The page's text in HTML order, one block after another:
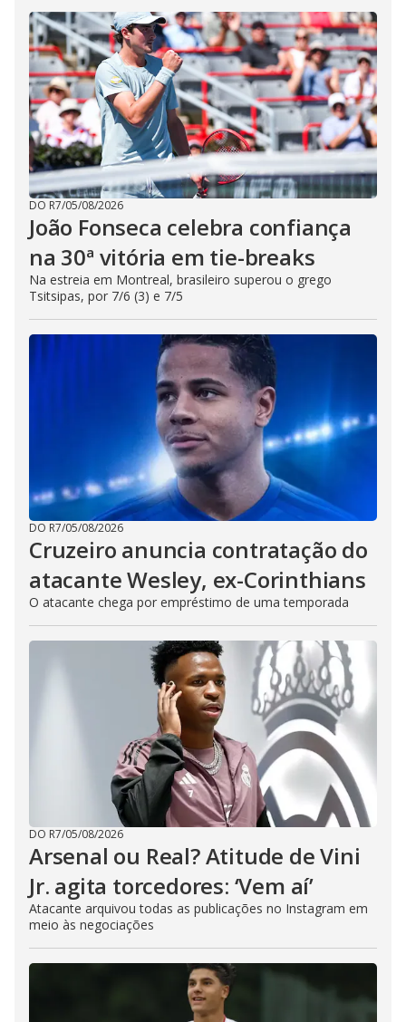
DO R7/05/08/2026
João Fonseca celebra confiança
na 30ª vitória em tie-breaks
Na estreia em Montreal, brasileiro superou o grego
Tsitsipas, por 7/6 (3) e 7/5
DO R7/05/08/2026
Cruzeiro anuncia contratação do
atacante Wesley, ex-Corinthians
O atacante chega por empréstimo de uma temporada
DO R7/05/08/2026
Arsenal ou Real? Atitude de Vini
Jr. agita torcedores: ‘Vem aí’
Atacante arquivou todas as publicações no Instagram em
meio às negociações